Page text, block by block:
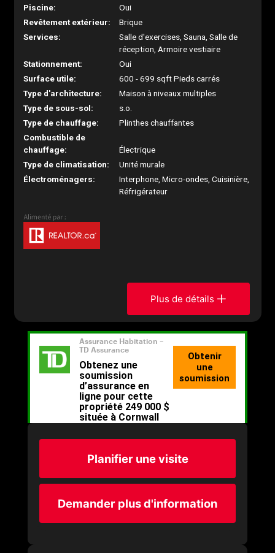
Piscine:
Oui
Revêtement extérieur:
Brique
Services:
Salle d'exercises, Sauna, Salle de
réception, Armoire vestiaire
Stationnement:
Oui
Surface utile:
600 - 699 sqft Pieds carrés
Type d'architecture:
Maison à niveaux multiples
Type de sous-sol:
s.o.
Type de chauffage:
Plinthes chauffantes
Combustible de
chauffage:
Électrique
Type de climatisation:
Unité murale
Électroménagers:
Interphone, Micro-ondes, Cuisinière,
Réfrigérateur
Plus de détails
Planifier une visite
Demander plus d'information